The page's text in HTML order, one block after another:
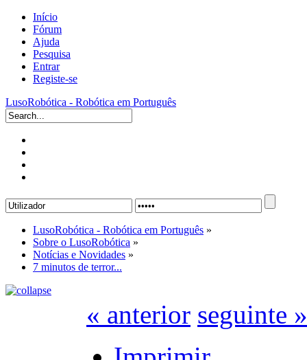
Início
Fórum
Ajuda
Pesquisa
Entrar
Registe-se
LusoRobótica - Robótica em Português
LusoRobótica - Robótica em Português »
Sobre o LusoRobótica »
Notícias e Novidades »
7 minutos de terror...
« anterior seguinte »